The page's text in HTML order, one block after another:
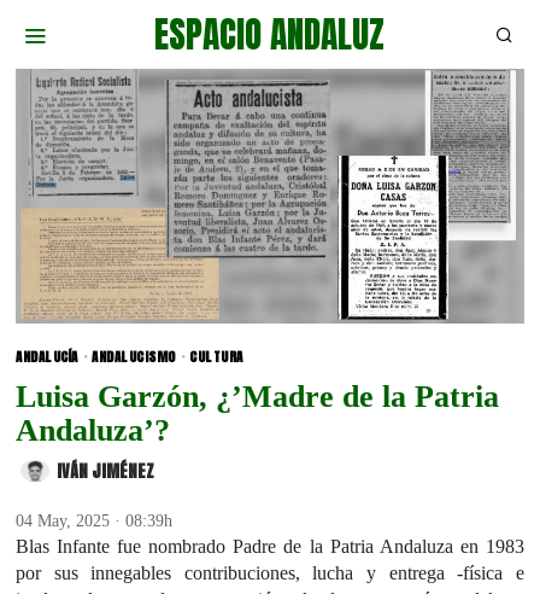
ESPACIO ANDALUZ
ANDALUCÍA · ANDALUCISMO · CULTURA
Luisa Garzón, ¿’Madre de la Patria
Andaluza’?
IVÁN JIMÉNEZ
04 May, 2025 · 08:39h
Blas Infante fue nombrado Padre de la Patria Andaluza en 1983
por sus innegables contribuciones, lucha y entrega -física e